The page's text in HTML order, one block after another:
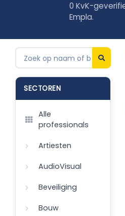
0 KvK-
Empla.
SECTOREN
Alle
professionals
Artiesten
AudioVisual
Beveiliging
Bouw